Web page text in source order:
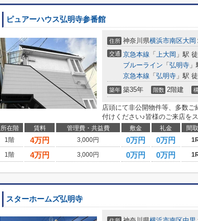
ピュアーハウス弘明寺参番館
住所 神奈川県横浜市南区大岡
交通 京急本線 「 上大岡 」駅
ブルーライン 「 弘明寺
京急本線 「 弘明寺 」駅
築年 築35年 階数 2階建
店頭にて非公開物件等、多数
付けください♪皆様のご来店を
所在階 賃料 管理費・共益費 敷金 礼金 間
1階
4万円 3,000円 0万円 0万円
1階
4万円 3,000円 0万円 0万円
スターホームズ弘明寺